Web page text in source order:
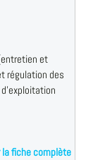
et
régulation des
la fiche complète